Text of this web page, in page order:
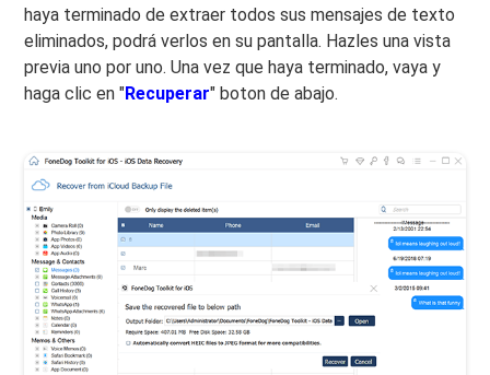
haya terminado de extraer todos sus mensajes de texto
eliminados, podrá verlos en su pantalla. Hazles una vista
previa uno por uno. Una vez que haya terminado, vaya y
haga clic en "Recuperar" boton de abajo.